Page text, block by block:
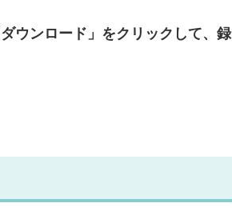
ウンロード」をクリックして、録